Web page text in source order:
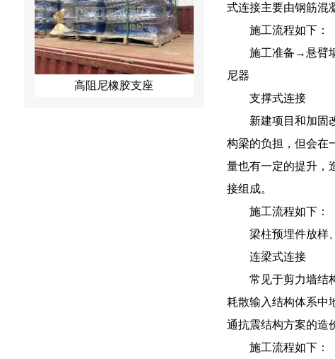
高阻尼橡胶支座
式连接主要由钢筋混
施工流程如下：
施工准备→悬臂
尼器
支撑式连接
新建项目和加固
构梁的负担，但会在
量也有一定的提升，
接组成。
施工流程如下：
梁柱预埋件放
连梁式连接
常见于剪力墙结
耗散输入结构体系中
通抗震结构方案的造
施工流程如下：